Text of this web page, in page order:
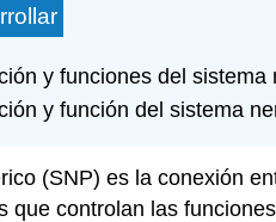
y funciones del
y función del sistema
(SNP) es la conexión
que controlan las